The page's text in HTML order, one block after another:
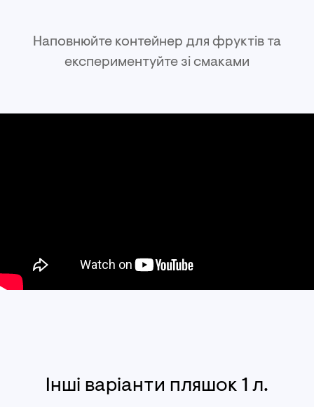
Наповнюйте контейнер для фруктів та
експериментуйте зі смаками
Інші варіанти пляшок 1 л.